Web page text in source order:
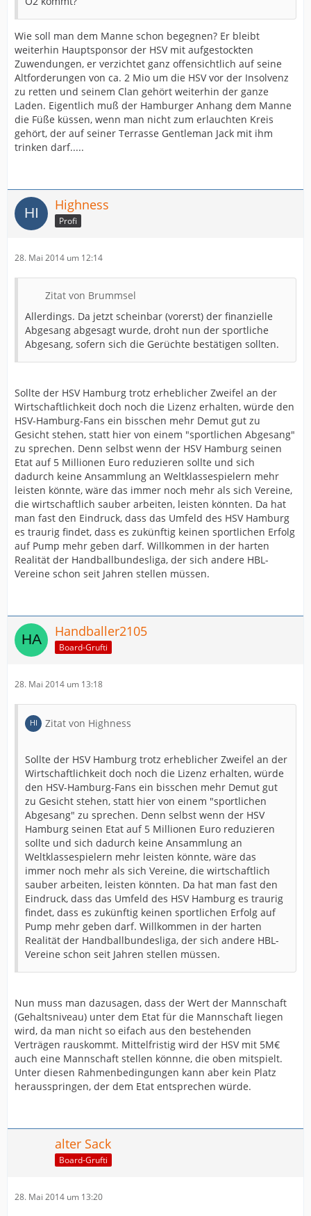
Wie soll man dem Manne schon begegnen? Er bleibt
weiterhin Hauptsponsor der HSV mit aufgestockten
Zuwendungen, er verzichtet ganz offensichtlich auf seine
Altforderungen von ca. 2 Mio um die HSV vor der Insolvenz
zu retten und seinem Clan gehört weiterhin der ganze
Laden. Eigentlich muß der Hamburger Anhang dem Manne
die Füße küssen, wenn man nicht zum erlauchten Kreis
gehört, der auf seiner Terrasse Gentleman Jack mit ihm
trinken darf.....
Highness
Profi
28. Mai 2014 um 12:14
Zitat von Brummsel
Allerdings. Da jetzt scheinbar (vorerst) der finanzielle
Abgesang abgesagt wurde, droht nun der sportliche
Abgesang, sofern sich die Gerüchte bestätigen sollten.
Sollte der HSV Hamburg trotz erheblicher Zweifel an der
Wirtschaftlichkeit doch noch die Lizenz erhalten, würde den
HSV-Hamburg-Fans ein bisschen mehr Demut gut zu
Gesicht stehen, statt hier von einem "sportlichen Abgesang"
zu sprechen. Denn selbst wenn der HSV Hamburg seinen
Etat auf 5 Millionen Euro reduzieren sollte und sich
dadurch keine Ansammlung an Weltklassespielern mehr
leisten könnte, wäre das immer noch mehr als sich Vereine,
die wirtschaftlich sauber arbeiten, leisten könnten. Da hat
man fast den Eindruck, dass das Umfeld des HSV Hamburg
es traurig findet, dass es zukünftig keinen sportlichen Erfolg
auf Pump mehr geben darf. Willkommen in der harten
Realität der Handballbundesliga, der sich andere HBL-
Vereine schon seit Jahren stellen müssen.
Handballer2105
Board-Grufti
28. Mai 2014 um 13:18
Zitat von Highness
Sollte der HSV Hamburg trotz erheblicher Zweifel an der
Wirtschaftlichkeit doch noch die Lizenz erhalten, würde
den HSV-Hamburg-Fans ein bisschen mehr Demut gut
zu Gesicht stehen, statt hier von einem "sportlichen
Abgesang" zu sprechen. Denn selbst wenn der HSV
Hamburg seinen Etat auf 5 Millionen Euro reduzieren
sollte und sich dadurch keine Ansammlung an
Weltklassespielern mehr leisten könnte, wäre das
immer noch mehr als sich Vereine, die wirtschaftlich
sauber arbeiten, leisten könnten. Da hat man fast den
Eindruck, dass das Umfeld des HSV Hamburg es traurig
findet, dass es zukünftig keinen sportlichen Erfolg auf
Pump mehr geben darf. Willkommen in der harten
Realität der Handballbundesliga, der sich andere HBL-
Vereine schon seit Jahren stellen müssen.
Nun muss man dazusagen, dass der Wert der Mannschaft
(Gehaltsniveau) unter dem Etat für die Mannschaft liegen
wird, da man nicht so eifach aus den bestehenden
Verträgen rauskommt. Mittelfristig wird der HSV mit 5M€
auch eine Mannschaft stellen könnne, die oben mitspielt.
Unter diesen Rahmenbedingungen kann aber kein Platz
herausspringen, der dem Etat entsprechen würde.
alter Sack
Board-Grufti
28. Mai 2014 um 13:20